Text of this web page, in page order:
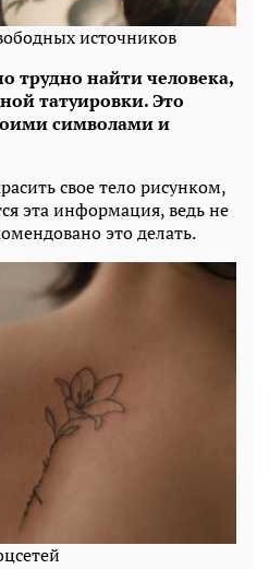
источников
трудно найти человека,
татуировки. Это
символами и
свое тело рисунком,
эта информация, ведь не
это делать.